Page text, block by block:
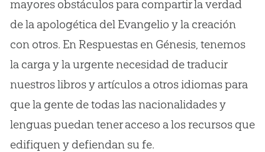
mayores obstáculos para compartir la verdad
de la apologética del Evangelio y la creación
con otros. En Respuestas en Génesis, tenemos
la carga y la urgente necesidad de traducir
nuestros libros y artículos a otros idiomas para
que la gente de todas las nacionalidades y
lenguas puedan tener acceso a los recursos que
edifiquen y defiendan su fe.